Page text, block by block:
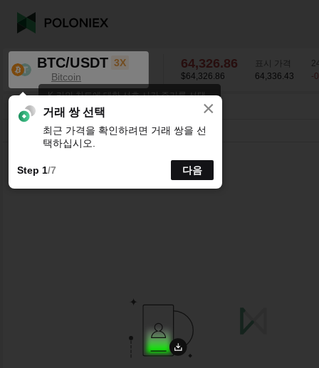
BTC/USDT 3X
Bitcoin
64,326.86
$64,326.86
표시 가격
64,336.43
-
BTC/USDT -0.27 % 64,326.86
15분 1시간4시간 1일1주
K-라인 차트에 대한 선호 시간 주기를 선택
하세요.
×
거래 쌍 선택
최근 가격을 확인하려면 거래 쌍을 선
택하십시오.
Step 1/7 다음